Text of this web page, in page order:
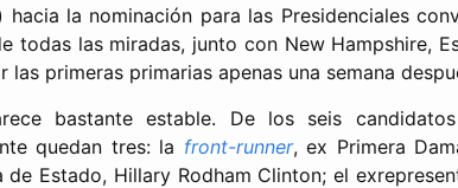
la nominación para las Presidenciales
todas las miradas, junto con New Hampshire,
primeras primarias apenas una semana
bastante estable. De los seis
quedan tres: la front-runner, ex Primera
Estado, Hillary Rodham Clinton; el